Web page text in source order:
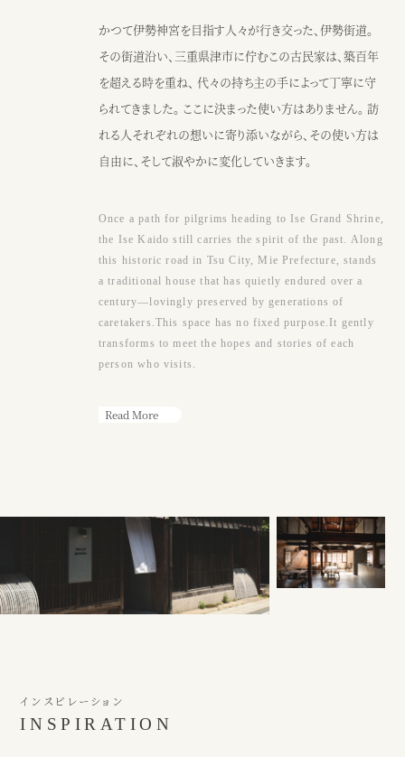
カフェ ウェディング
JR阿漕駅から徒歩15分、三交バスエンマ堂前から徒歩3分、津駅から車
（カフェ）月〜土・祝日 ： 9：00〜17：00
※日曜または17時以降、ウェディング貸切
かつて伊勢神宮を目指す人々が行き交った、伊勢街道。
その街道沿い、三重県津市に佇むこの古民家は、築百年
を超える時を重ね、 代々の持ち主の手によって丁寧に守
られてきました。 ここに決まった使い方はありません。 訪
れる人それぞれの想いに寄り添いながら、その使い方は
自由に、そして淑やかに変化していきます。
Once a path for pilgrims heading to Ise Grand Shrine,
the Ise Kaido still carries the spirit of the past. Along
this historic road in Tsu City, Mie Prefecture, stands
a traditional house that has quietly endured over a
century—lovingly preserved by generations of
caretakers.This space has no fixed purpose.It gently
transforms to meet the hopes and stories of each
person who visits.
Read More
インスピレーション
INSPIRATION